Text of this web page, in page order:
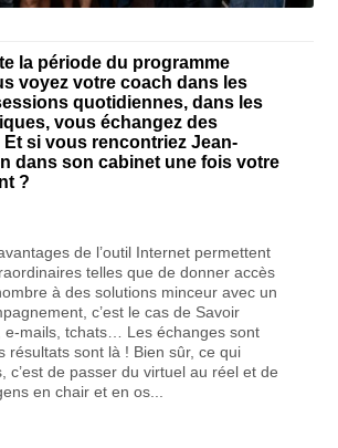
la période du programme
voyez votre coach dans les
quotidiennes, dans les
vous échangez des
si vous rencontriez Jean-
dans son cabinet une fois votre
?
de l’outil Internet permettent
telles que de donner accès
à des solutions minceur avec un
c’est le cas de Savoir
e-mails, tchats… Les échanges sont
résultats sont là ! Bien sûr, ce qui
c’est de passer du virtuel au réel et de
en chair et en os...